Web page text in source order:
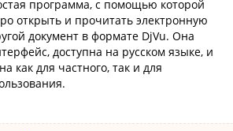
программа, с помощью которой
открыть и прочитать электронную
документ в формате DjVu. Она
доступна на русском языке, и
как для частного, так и для